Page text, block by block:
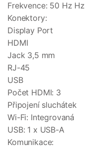
Frekvence: 50 Hz Hz
Konektory:
Display Port
HDMI
Jack 3,5 mm
RJ-45
USB
Počet HDMI: 3
Připojení sluchátek
Wi-Fi: Integrovaná
USB: 1 x USB-A
Komunikace: